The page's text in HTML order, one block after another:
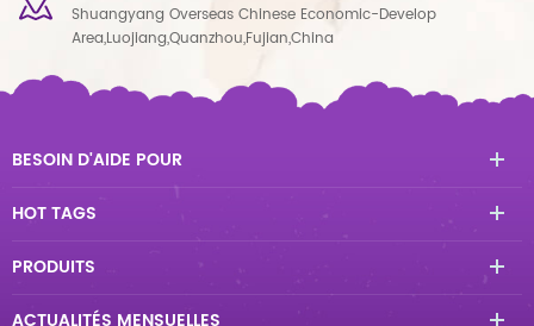
Shuangyang Overseas Chinese Economic-Develop
Area,Luojiang,Quanzhou,Fujian,China
BESOIN D'AIDE POUR
HOT TAGS
PRODUITS